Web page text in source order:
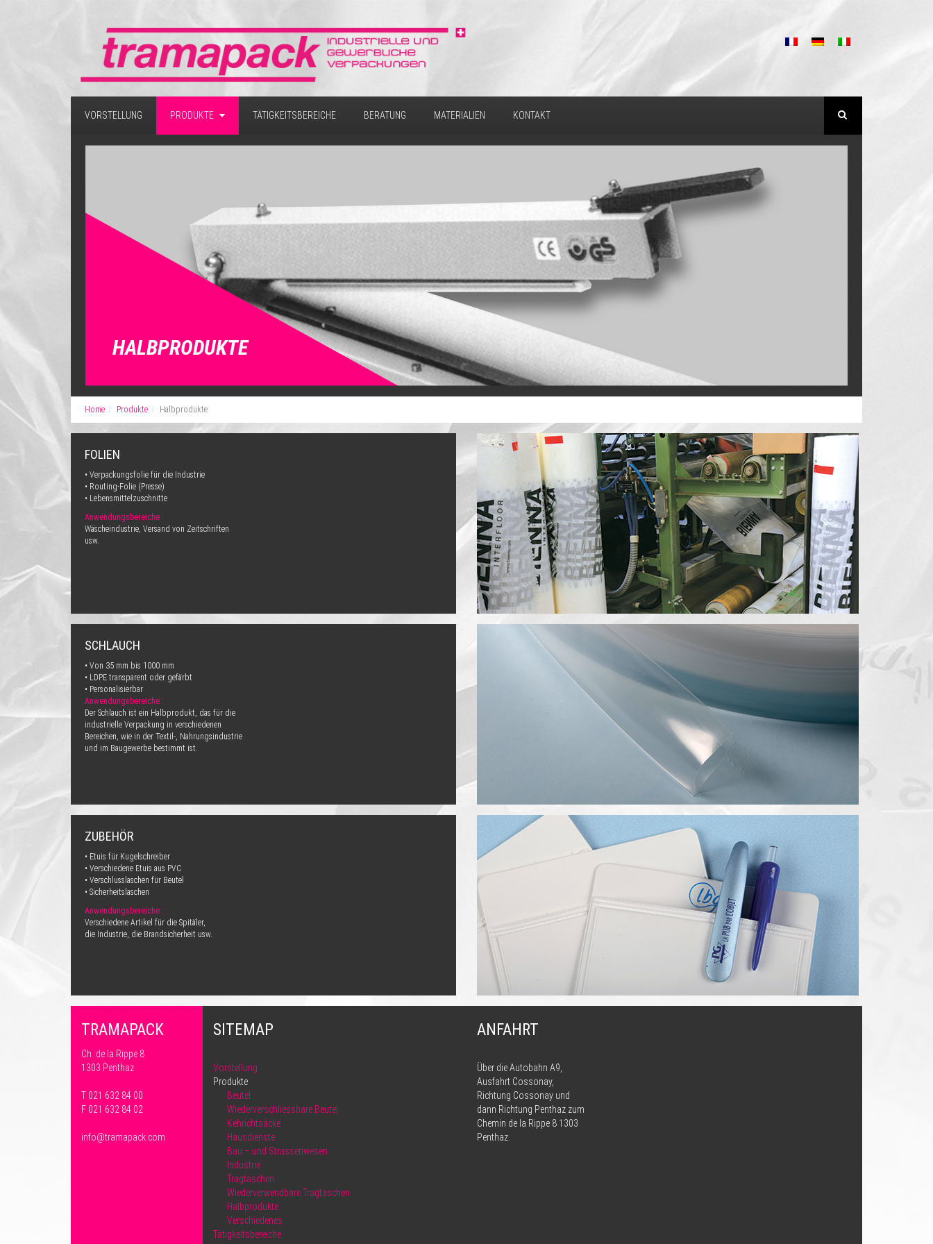
VORSTELLUNG PRODUKTE
WIEDERVERWENDBARE
TRAGTASCHEN
HALBPRODUKTE
TÄTIGKEITSBEREICHE
BERATUNG MATERIALIEN KONTAKT
HALBPRODUKTE
Home Produkte Halbprodukte
FOLIEN
• Verpackungsfolie für die Industrie
• Routing-Folie (Presse)
• Lebensmittelzuschnitte
Anwendungsbereiche :
Wäscheindustrie, Versand von Zeitschriften
usw.
SCHLAUCH
• Von 35 mm bis 1000 mm
• LDPE transparent oder gefärbt
• Personalisierbar
Anwendungsbereiche :
Der Schlauch ist ein Halbprodukt, das für die
industrielle Verpackung in verschiedenen
Bereichen, wie in der Textil-, Nahrungsindustrie
und im Baugewerbe bestimmt ist.
ZUBEHÖR
• Etuis für Kugelschreiber
• Verschiedene Etuis aus PVC
• Verschlusslaschen für Beutel
• Sicherheitslaschen
Anwendungsbereiche :
Verschiedene Artikel für die Spitäler,
die Industrie, die Brandsicherheit usw.
TRAMAPACK
Ch. de la Rippe 8
1303 Penthaz
T 021 632 84 00
F 021 632 84 02
info@tramapack.com
SITEMAP
Vorstellung
Produkte
Beutel
Wiederverschliessbare Beutel
Kehrichtsäcke
Hausdienste
Bau – und Strassenwesen
Industrie
Tragtaschen
Wiederverwendbare Tragtaschen
Halbprodukte
Verschiedenes
Tätigkeitsbereiche
ANFAHRT
Über die Autobahn A9,
Ausfahrt Cossonay,
Richtung Cossonay und
dann Richtung Penthaz zum
Chemin de la Rippe 8 1303
Penthaz.